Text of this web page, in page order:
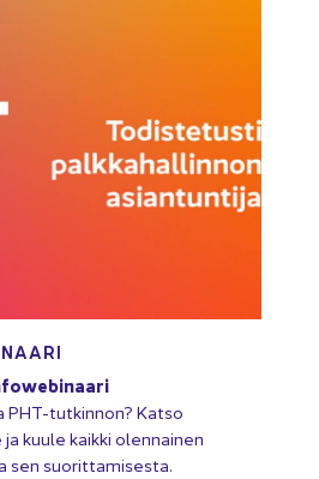
PHT-​tutkinnon? Katso
kuule kaik­ki olen­nai­nen
sen suo­rit­ta­mi­ses­ta.